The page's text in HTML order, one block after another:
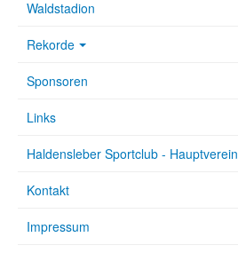
Waldstadion
Rekorde
Sponsoren
Links
Haldensleber Sportclub - Hauptverein
Kontakt
Impressum